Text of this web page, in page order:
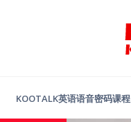
KOOTALK英语语音密码课程